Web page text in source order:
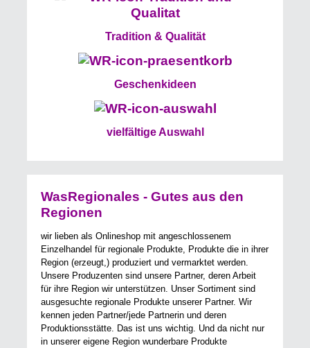
Tradition & Qualität
Geschenkideen
vielfältige Auswahl
WasRegionales - Gutes aus den
Regionen
wir lieben als Onlineshop mit angeschlossenem
Einzelhandel für regionale Produkte, Produkte die in ihrer
Region (erzeugt,) produziert und vermarktet werden.
Unsere Produzenten sind unsere Partner, deren Arbeit
für ihre Region wir unterstützen. Unser Sortiment sind
ausgesuchte regionale Produkte unserer Partner. Wir
kennen jeden Partner/jede Partnerin und deren
Produktionsstätte. Das ist uns wichtig. Und da nicht nur
in unserer eigene Region wunderbare Produkte